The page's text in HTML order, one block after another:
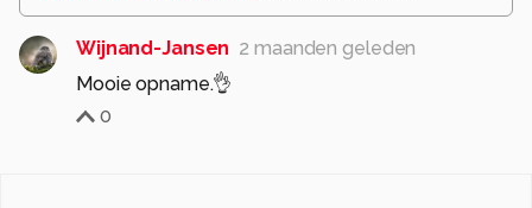
Wijnand-Jansen 2 maanden geleden
Mooie opname.👌
0